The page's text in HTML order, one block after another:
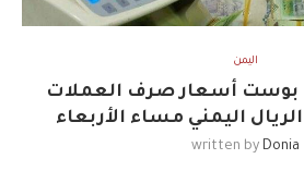
اليمن
بوست أسعار صرف العملات
اليمني مساء الأربعاء
written by Donia